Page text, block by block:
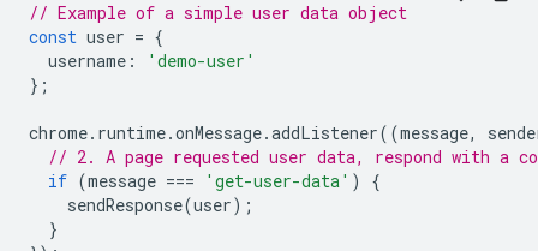
// Example of a simple user data object
const user = {
username :
'demo-user'
};
chrome. runtime.onMessage.addListener((message,
// 2. A page requested user data, respond with a
if (message === 'get-user-data' )
{
sendResponse(user);
}